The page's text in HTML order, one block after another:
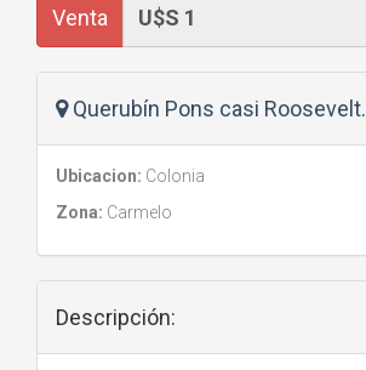
Venta
Querubín Pons casi Roosevelt.
Ubicacion: Colonia
Zona: Carmelo
Descripción: